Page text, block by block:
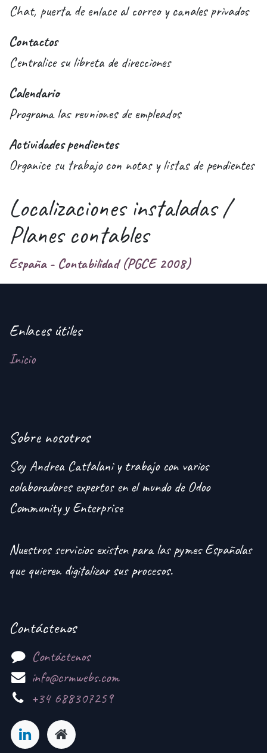
Chat, puerta de enlace al correo y canales privados
Contactos
Centralice su libreta de direcciones
Calendario
Programa las reuniones de empleados
Actividades pendientes
Organice su trabajo con notas y listas de pendientes
Localizaciones instaladas /
Planes contables
España - Contabilidad (PGCE 2008)
Enlaces útiles
Inicio
Sobre nosotros
Soy Andrea Cattalani y trabajo con varios
colaboradores expertos en el mundo de Odoo
Community y Enterprise
Nuestros servicios existen para las pymes Españolas
que quieren digitalizar sus procesos.
Contáctenos
Contáctenos
info@crmwebs.com
+34 688307259